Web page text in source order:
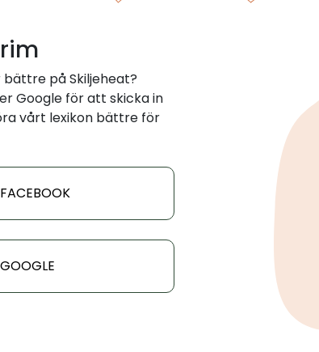
på Skiljeheat?
Google för att skicka in
vårt lexikon bättre för